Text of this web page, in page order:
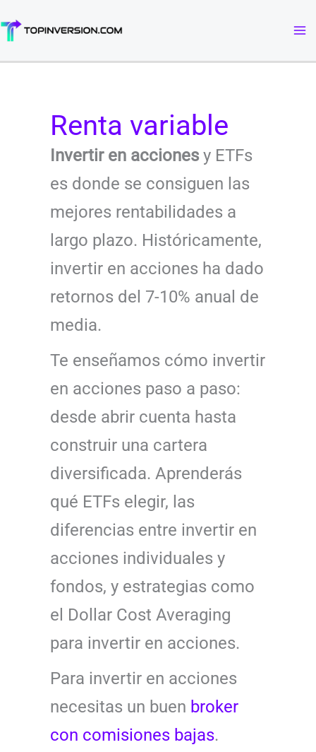
al
contenido
Renta variable
Invertir en acciones y ETFs
es donde se consiguen las
mejores rentabilidades a
largo plazo. Históricamente,
invertir en acciones ha dado
retornos del 7-10% anual de
media.
Te enseñamos cómo invertir
en acciones paso a paso:
desde abrir cuenta hasta
construir una cartera
diversificada. Aprenderás
qué ETFs elegir, las
diferencias entre invertir en
acciones individuales y
fondos, y estrategias como
el Dollar Cost Averaging
para invertir en acciones.
Para invertir en acciones
necesitas un buen broker
con comisiones bajas.